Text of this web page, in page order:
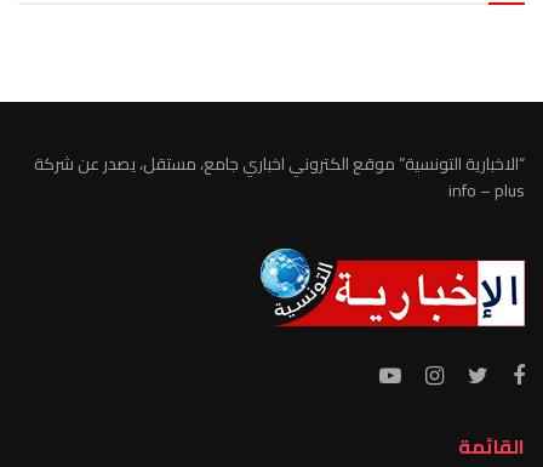
“الاخبارية التونسية” موقع الكتروني اخباري جامع، مستقل، يصدر عن شركة
info – plus
القائمة